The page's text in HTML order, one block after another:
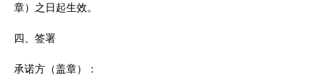
章）之日起生效。
四、签署
承诺方（盖章）：